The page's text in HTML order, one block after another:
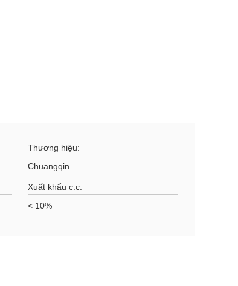
Thương hiệu:
Chuangqin
Xuất khẩu c.c:
< 10%